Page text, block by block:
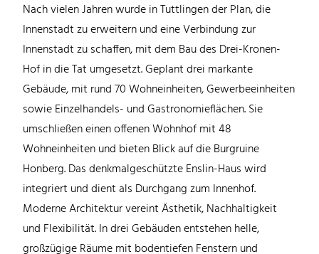
Nach vielen Jahren wurde in Tuttlingen der Plan, die
Innenstadt zu erweitern und eine Verbindung zur
Innenstadt zu schaffen, mit dem Bau des Drei-Kronen-
Hof in die Tat umgesetzt. Geplant drei markante
Gebäude, mit rund 70 Wohneinheiten, Gewerbeeinheiten
sowie Einzelhandels- und Gastronomieflächen. Sie
umschließen einen offenen Wohnhof mit 48
Wohneinheiten und bieten Blick auf die Burgruine
Honberg. Das denkmalgeschützte Enslin-Haus wird
integriert und dient als Durchgang zum Innenhof.
Moderne Architektur vereint Ästhetik, Nachhaltigkeit
und Flexibilität. In drei Gebäuden entstehen helle,
großzügige Räume mit bodentiefen Fenstern und